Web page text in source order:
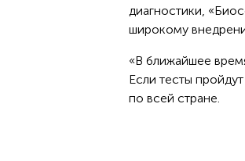
диагностики,
широкому
«В ближайшее
Если тесты
по всей стране.